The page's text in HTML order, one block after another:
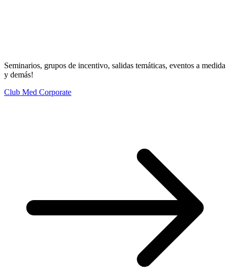
Seminarios, grupos de incentivo, salidas temáticas, eventos a medida
y demás!
Club Med Corporate